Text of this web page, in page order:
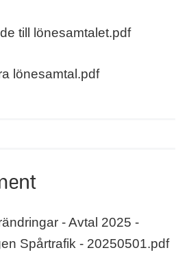
till lönesamtalet.pdf
lönesamtal.pdf
- Avtal 2025 -
Spårtrafik - 20250501.pdf